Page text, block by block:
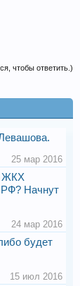
чтобы ответить.)
25 мар 2016
ЖКХ
РФ? Начнут
24 мар 2016
будет
15 июл 2016